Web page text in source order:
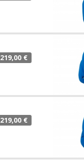
219,00 €
219,00 €